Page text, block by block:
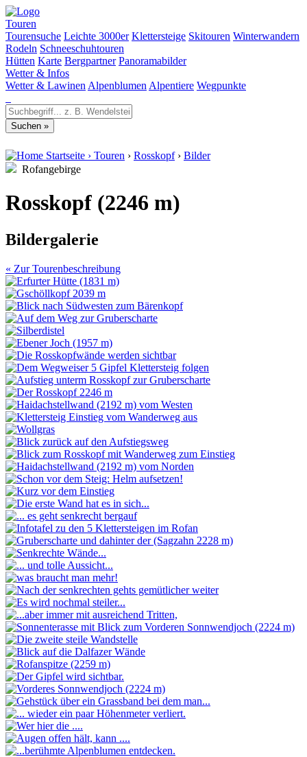
Touren
Tourensuche Leichte 3000er Klettersteige Skitouren Winterwandern
Rodeln Schneeschuhtouren
Hütten Karte Bergpartner Panoramabilder
Wetter & Infos
Wetter & Lawinen Alpenblumen Alpentiere Wegpunkte
Startseite › Touren › Rosskopf › Bilder
Rofangebirge
Rosskopf (2246 m)
Bildergalerie
« Zur Tourenbeschreibung